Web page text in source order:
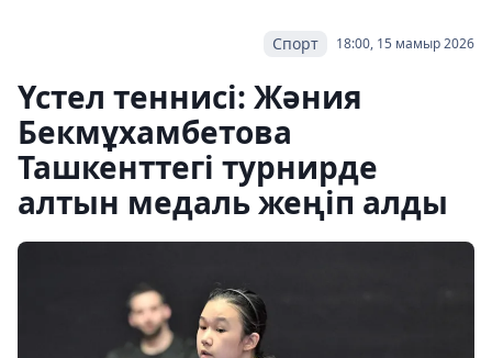
18:00, 15 мамыр 2026
Спорт
Үстел теннисі: Жәния
Бекмұхамбетова
Ташкенттегі турнирде
алтын медаль жеңіп алды